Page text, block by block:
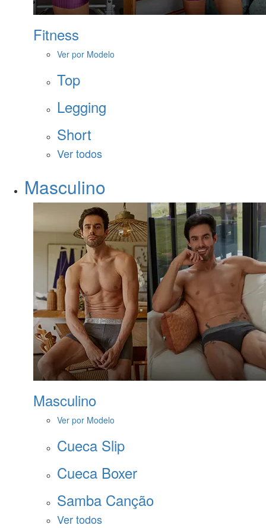
Fitness
Ver por Modelo
Top
Legging
Short
Ver todos
Masculino
Masculino
Ver por Modelo
Cueca Slip
Cueca Boxer
Samba Canção
Ver todos